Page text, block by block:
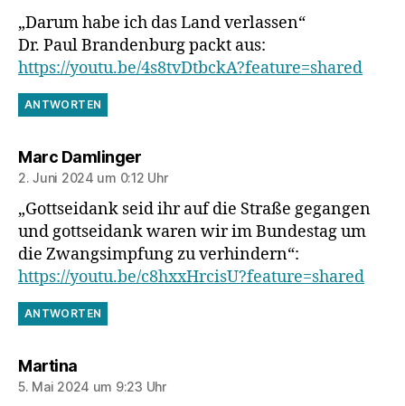
„Darum habe ich das Land verlassen“
Dr. Paul Brandenburg packt aus:
https://youtu.be/4s8tvDtbckA?feature=shared
ANTWORTEN
Marc Damlingersagt:
2. Juni 2024 um 0:12 Uhr
„Gottseidank seid ihr auf die Straße gegangen
und gottseidank waren wir im Bundestag um
die Zwangsimpfung zu verhindern“:
https://youtu.be/c8hxxHrcisU?feature=shared
ANTWORTEN
Martinasagt:
5. Mai 2024 um 9:23 Uhr